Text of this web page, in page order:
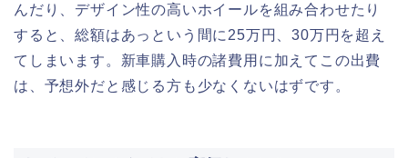
んだり、デザイン性の高いホイールを組み合わせたり
すると、総額はあっという間に25万円、30万円を超え
てしまいます。新車購入時の諸費用に加えてこの出費
は、予想外だと感じる方も少なくないはずです。